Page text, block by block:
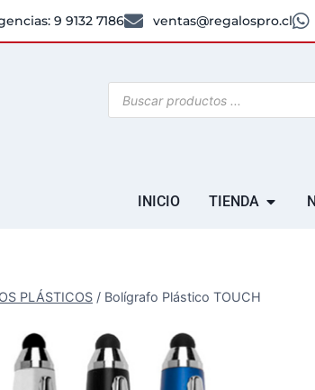
9 9132 7186 ventas@regalospro.cl
INICIO TIENDA
PLÁSTICOS / Bolígrafo Plástico TOUCH